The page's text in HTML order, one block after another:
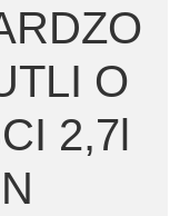
O
2,7l